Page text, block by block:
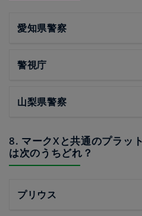
愛知県警察
警視庁
山梨県警察
8. マークXと共通のプラッ
は次のうちどれ？
プリウス